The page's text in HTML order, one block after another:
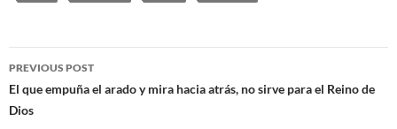
PREVIOUS POST
El que empuña el arado y mira hacia atrás, no sirve para el Reino de
Dios